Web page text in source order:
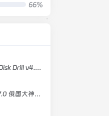
66%
文件数据恢复工具 Disk Drill v4.0.531
TeamViewer 15.7.7.0 俄国大神版（重新包装和便携式）